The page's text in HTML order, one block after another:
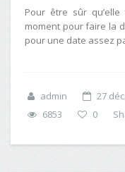
Pour être sûr
moment pour faire la
pour une date assez
admin 27
6853
0